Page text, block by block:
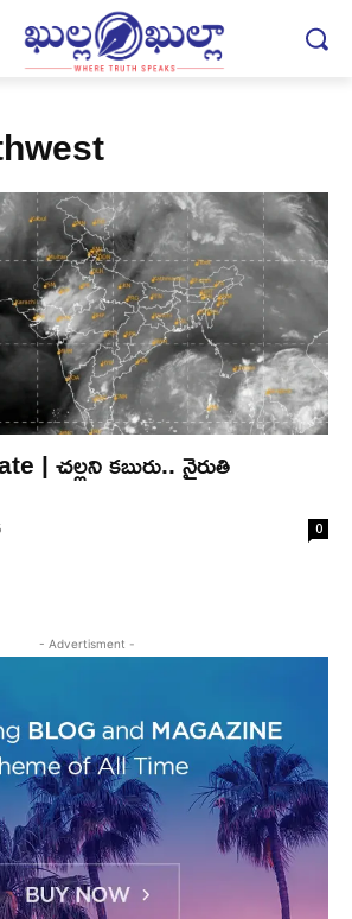
| చ‌ల్ల‌ని క‌బురు.. నైరుతి
0
- Advertisment -